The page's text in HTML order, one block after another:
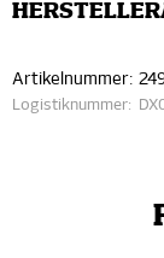
Artikelnummer:
Logistiknummer: